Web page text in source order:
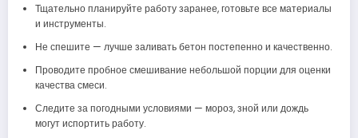
Тщательно планируйте работу заранее, готовьте все материалы
и инструменты.
Не спешите — лучше заливать бетон постепенно и качественно.
Проводите пробное смешивание небольшой порции для оценки
качества смеси.
Следите за погодными условиями — мороз, зной или дождь
могут испортить работу.